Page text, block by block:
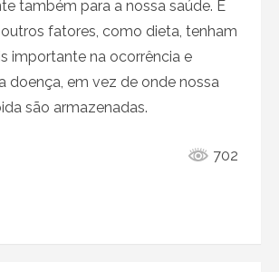
também para a nossa saúde. É
fatores, como dieta, tenham
importante na ocorrência e
doença, em vez de onde nossa
são armazenadas.
702